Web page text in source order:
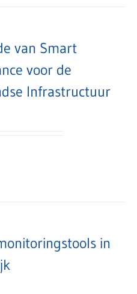
van Smart
voor de
Infrastructuur
in